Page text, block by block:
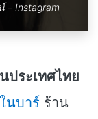
– Instagram
ประเทศไทย
นบาร์ ร้าน